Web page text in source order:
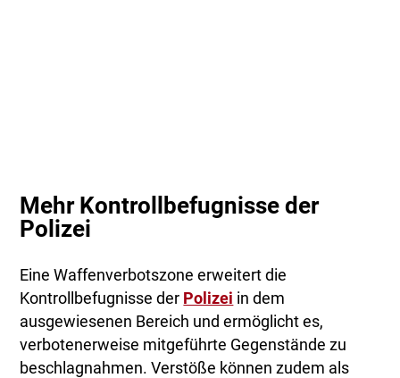
Mehr Kontrollbefugnisse der
Polizei
Eine Waffenverbotszone erweitert die
Kontrollbefugnisse der Polizei in dem
ausgewiesenen Bereich und ermöglicht es,
verbotenerweise mitgeführte Gegenstände zu
beschlagnahmen. Verstöße können zudem als